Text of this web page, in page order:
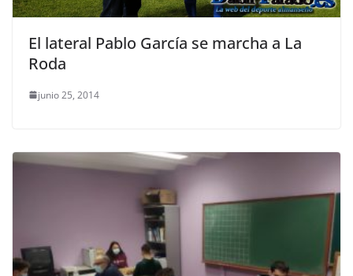
El lateral Pablo García se marcha a La
Roda
junio 25, 2014